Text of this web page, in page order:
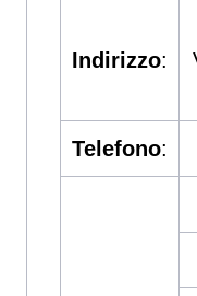
Indirizzo:
Telefono: